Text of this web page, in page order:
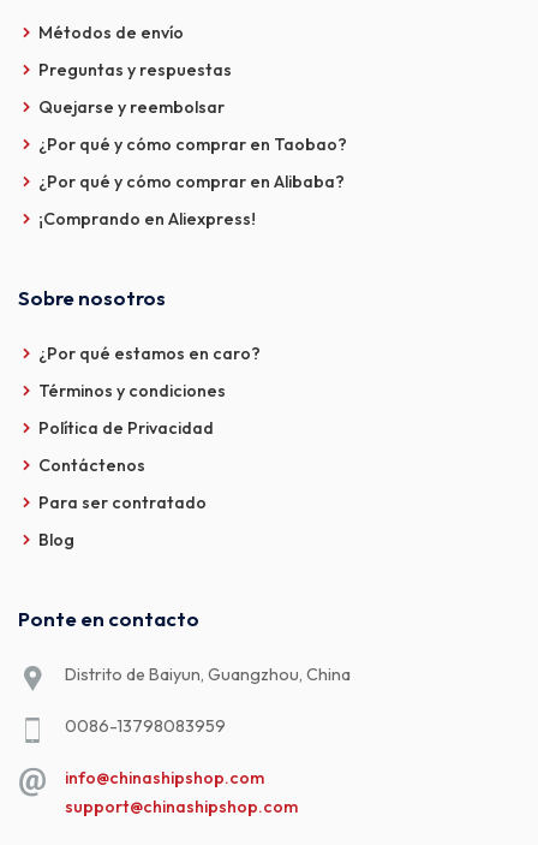
Métodos de envío
Preguntas y respuestas
Quejarse y reembolsar
¿Por qué y cómo comprar en Taobao?
¿Por qué y cómo comprar en Alibaba?
¡Comprando en Aliexpress!
Sobre nosotros
¿Por qué estamos en caro?
Términos y condiciones
Política de Privacidad
Contáctenos
Para ser contratado
Blog
Ponte en contacto
Distrito de Baiyun, Guangzhou, China
0086-13798083959
info@chinashipshop.com
support@chinashipshop.com